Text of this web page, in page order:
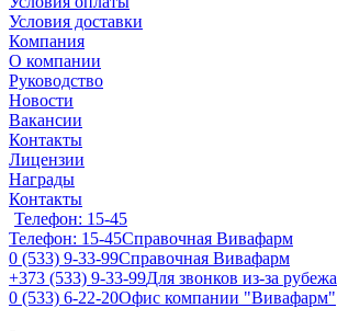
Условия доставки
Компания
О компании
Руководство
Новости
Вакансии
Контакты
Лицензии
Награды
Контакты
Телефон: 15-45
Телефон: 15-45Справочная Вивафарм
0 (533) 9-33-99Справочная Вивафарм
+373 (533) 9-33-99Для звонков из-за рубежа
0 (533) 6-22-20Офис компании "Вивафарм"